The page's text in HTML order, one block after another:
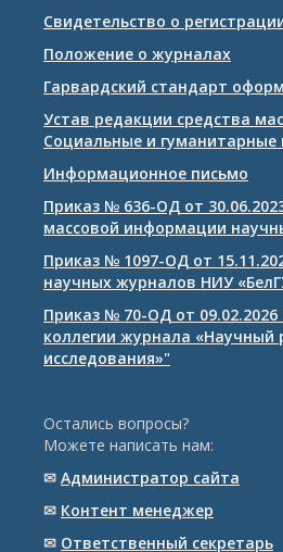
Свидетельство о
Положение о журналах
Гарвардский стандарт
Устав редакции средства
Социальные и гуманитарные
Информационное письмо
Приказ № 636-ОД от
массовой информации
Приказ № 1097-ОД от
научных журналов НИУ
Приказ № 70-ОД от
коллегии журнала «Научный
исследования»"
Остались вопросы?
Можете написать нам:
✉ Администратор сайта
✉ Контент менеджер
✉ Ответственный cекретарь